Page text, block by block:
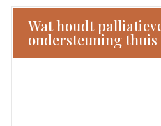
Wat houdt
ondersteuning thuis